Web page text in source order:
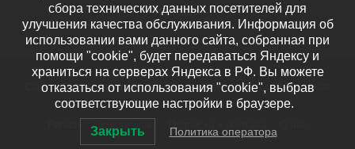
и видео
Сайт работает на WordPress|Тема: Newsup, авторThemeansar
Официально Подписка и реклама
сбора технических данных посетителей для
улучшения качества обслуживания. Информация об
использовании вами данного сайта, собранная при
помощи "cookie", будет передаваться Яндексу и
храниться на серверах Яндекса в РФ. Вы можете
отказаться от использования "cookie", выбрав
соответствующие настройки в браузере.
Закрыть Политика оператора